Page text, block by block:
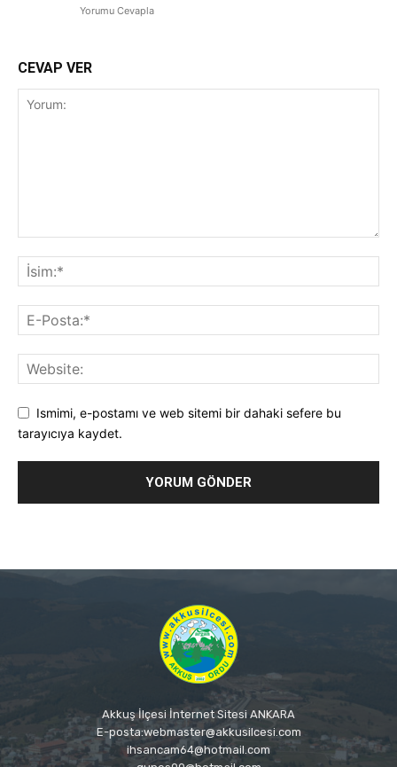
Yorumu Cevapla
CEVAP VER
Ismimi, e-postamı ve web sitemi bir dahaki sefere bu
tarayıcıya kaydet.
Akkuş İlçesi İnternet Sitesi ANKARA
E-posta:webmaster@akkusilcesi.com
ihsancam64@hotmail.com